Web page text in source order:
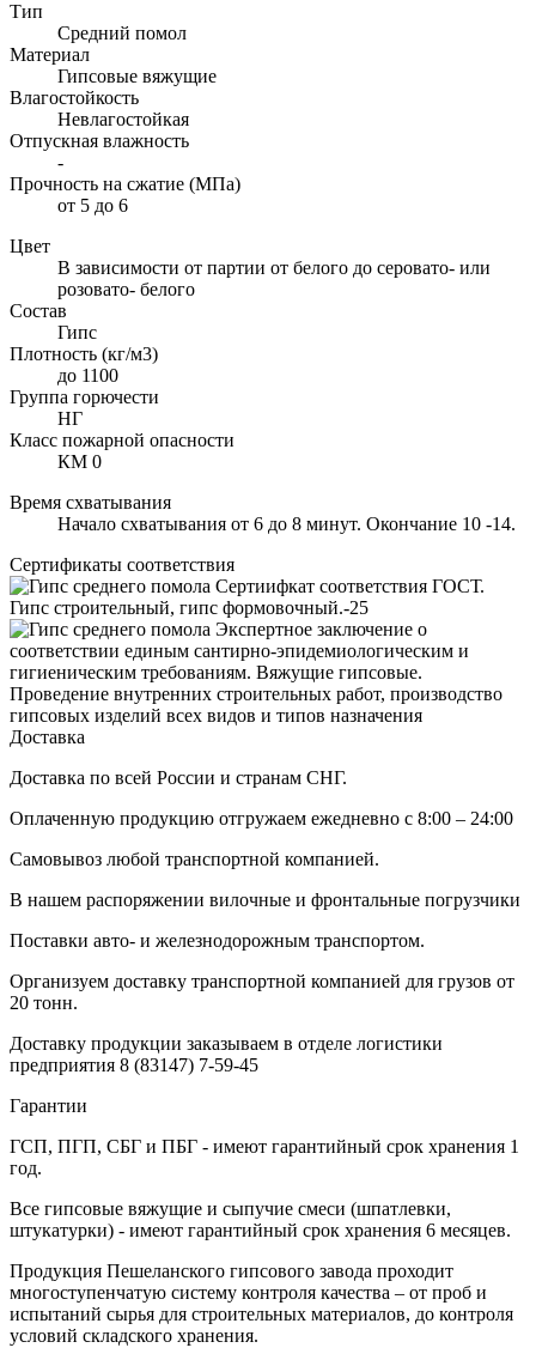
Тип
Средний помол
Материал
Гипсовые вяжущие
Влагостойкость
Невлагостойкая
Отпускная влажность
-
Прочность на сжатие (МПа)
от 5 до 6
Цвет
В зависимости от партии от белого до серовато- или
розовато- белого
Состав
Гипс
Плотность (кг/м3)
до 1100
Группа горючести
НГ
Класс пожарной опасности
КМ 0
Время схватывания
Начало схватывания от 6 до 8 минут. Окончание 10 -14.
Сертификаты соответствия
Сертиифкат соответствия ГОСТ.
Гипс строительный, гипс формовочный.-25
Экспертное заключение о
соответствии единым сантирно-эпидемиологическим и
гигиеническим требованиям. Вяжущие гипсовые.
Проведение внутренних строительных работ, производство
гипсовых изделий всех видов и типов назначения
Доставка
Доставка по всей России и странам СНГ.
Оплаченную продукцию отгружаем ежедневно с 8:00 – 24:00
Самовывоз любой транспортной компанией.
В нашем распоряжении вилочные и фронтальные погрузчики
Поставки авто- и железнодорожным транспортом.
Организуем доставку транспортной компанией для грузов от
20 тонн.
Доставку продукции заказываем в отделе логистики
предприятия 8 (83147) 7-59-45
Гарантии
ГСП, ПГП, СБГ и ПБГ - имеют гарантийный срок хранения 1
год.
Все гипсовые вяжущие и сыпучие смеси (шпатлевки,
штукатурки) - имеют гарантийный срок хранения 6 месяцев.
Продукция Пешеланского гипсового завода проходит
многоступенчатую систему контроля качества – от проб и
испытаний сырья для строительных материалов, до контроля
условий складского хранения.